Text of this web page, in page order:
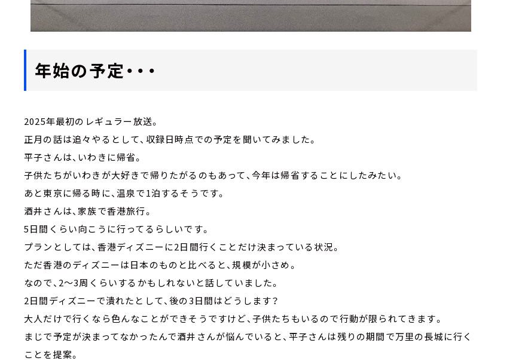
年始の予定・・・
2025年最初のレギュラー放送。
正月の話は追々やるとして、収録日時点での予定を聞いてみました。
平子さんは、いわきに帰省。
子供たちがいわきが大好きで帰りたがるのもあって、今年は帰省することにしたみたい。
あと東京に帰る時に、温泉で1泊するそうです。
酒井さんは、家族で香港旅行。
5日間くらい向こうに行ってるらしいです。
プランとしては、香港ディズニーに2日間行くことだけ決まっている状況。
ただ香港のディズニーは日本のものと比べると、規模が小さめ。
なので、2～3周くらいするかもしれないと話していました。
2日間ディズニーで潰れたとして、後の3日間はどうします？
大人だけで行くなら色んなことができそうですけど、子供たちもいるので行動が限られてきます。
まじで予定が決まってなかったんで酒井さんが悩んでいると、平子さんは残りの期間で万里の長城に行く
ことを提案。